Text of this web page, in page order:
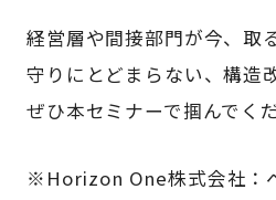
経営層や間接部門が今、取
守りにとどまらない、構造
ぜひ本セミナーで掴んでく
※Horizon One株式会社：